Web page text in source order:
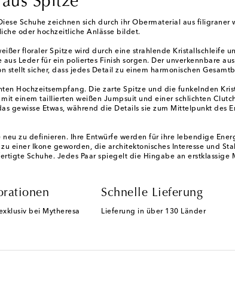
Schuhe zeichnen sich durch ihr Obermaterial aus
oder hochzeitliche Anlässe bildet.
floraler Spitze wird durch eine strahlende Kristallschleife
Leder für ein poliertes Finish sorgen. Der unverkennbare
stellt sicher, dass jedes Detail zu einem harmonischen
Hochzeitsempfang. Die zarte Spitze und die funkelnden
einem taillierten weißen Jumpsuit und einer schlichten
Etwas, während die Details sie zum Mittelpunkt des
zu definieren. Ihre Entwürfe werden für ihre lebendige
einer Ikone geworden, die architektonisches Interesse und
Schuhe. Jedes Paar spiegelt die Hingabe an erstklassige
bei Mytheresa
Schnelle Lieferung
Lieferung in über 130 Länder